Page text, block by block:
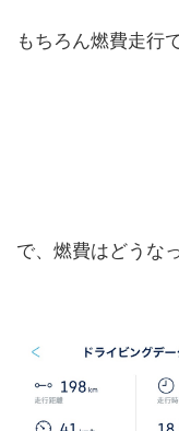
もちろん燃費走行
で、燃費はどうな